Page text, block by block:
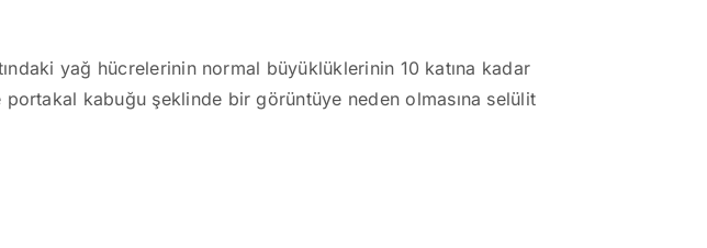
yağ hücrelerinin normal büyüklüklerinin 10 katına kadar
kabuğu şeklinde bir görüntüye neden olmasına selülit